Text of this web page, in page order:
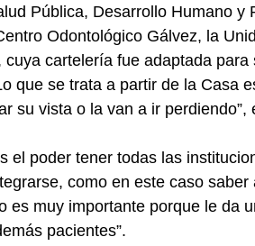
Pública, Desarrollo Humano y
Odontológico Gálvez, la
cuya cartelería fue adaptada
que se trata a partir de la Casa
su vista o la van a ir perdiendo”,
el poder tener todas las
como en este caso saber
es muy importante porque le da
pacientes”.